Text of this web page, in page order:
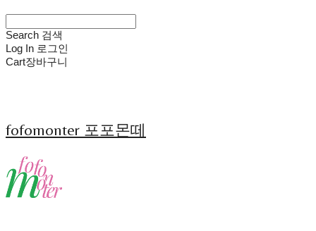
Search 검색
Log In 로그인
Cart장바구니
fofomonter 포포몬떼